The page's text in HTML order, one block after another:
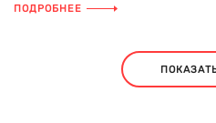
ПОДРОБНЕЕ